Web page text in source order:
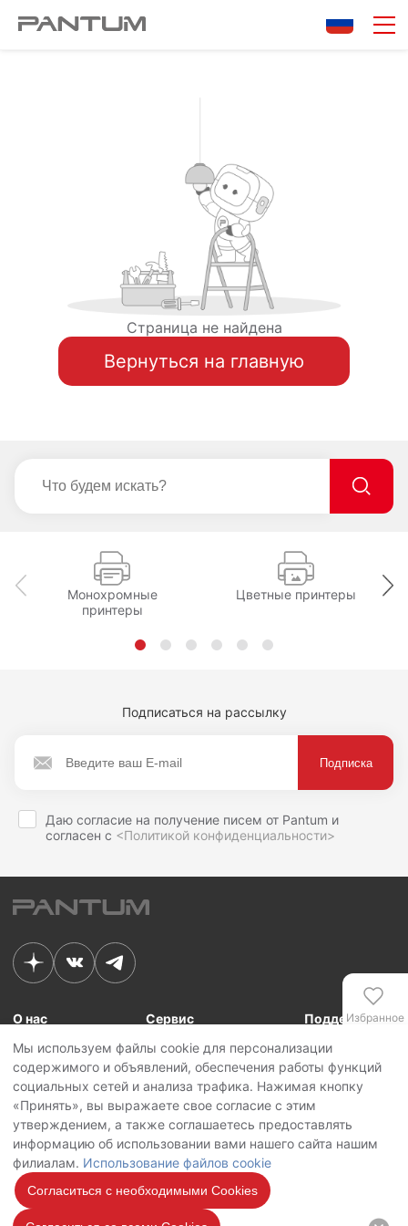
Страница не найдена
Вернуться на главную
Монохромные
принтеры
Цветные принтеры
Подписаться на рассылку
Даю согласие на получение писем от Pantum и
согласен с <Политикой конфиденциальности>
Мы используем файлы cookie для персонализации
содержимого и объявлений, обеспечения работы функций
социальных сетей и анализа трафика. Нажимая кнопку
«Принять», вы выражаете свое согласие с этим
утверждением, а также соглашаетесь предоставлять
информацию об использовании вами нашего сайта нашим
филиалам. Использование файлов cookie
Согласиться с необходимыми Cookies
Избранное
Сравнение
О нас
Связь с Pantum
Новости
Контакты
Сервис
Сервисные центры
Сервисная политика
Поддержка
Для сотрудников
Для партнеров
Личный кабинет
Copyright © 2026 Pantum International Limited. Все права защищены
Политика конфиденциальности
Политика обработки персональных данных
Использование файлов cookie